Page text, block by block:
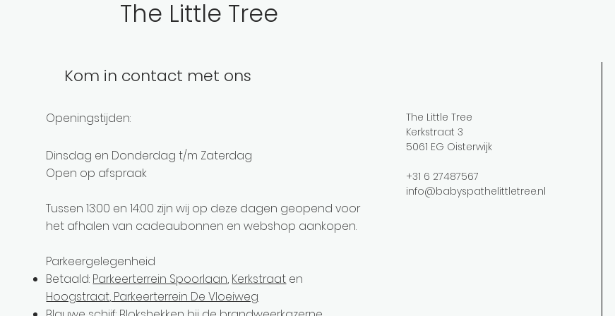
The Little Tree
Kom in contact met ons
The Little Tree
Kerkstraat 3
5061 EG Oisterwijk
+31 6 27487567
info@babyspathelittletree.nl
Openingstijden:
Dinsdag en Donderdag t/m Zaterdag
Open op afspraak
Tussen 13:00 en 14:00 zijn wij op deze dagen geopend voor
het afhalen van cadeaubonnen en webshop aankopen.
Parkeergelegenheid
Betaald: Parkeerterrein Spoorlaan, Kerkstraat en
Hoogstraat, Parkeerterrein De Vloeiweg